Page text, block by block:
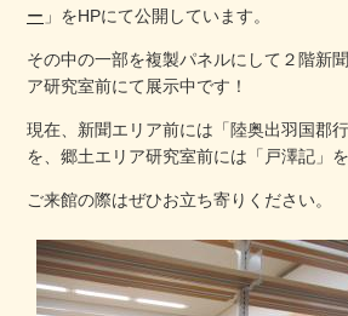
ー 」をHPにて公開しています。
その中の一部を複製パネルにして２階新
ア研究室前にて展示中です！
現在、新聞エリア前には「陸奥出羽国郡
を、郷土エリア研究室前には「戸澤記」
ご来館の際はぜひお立ち寄りください。